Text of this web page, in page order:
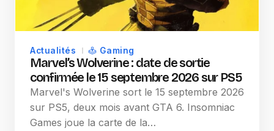
Actualités Gaming
Marvel’s Wolverine : date de sortie
confirmée le 15 septembre 2026 sur PS5
Marvel's Wolverine sort le 15 septembre 2026
sur PS5, deux mois avant GTA 6. Insomniac
Games joue la carte de la…